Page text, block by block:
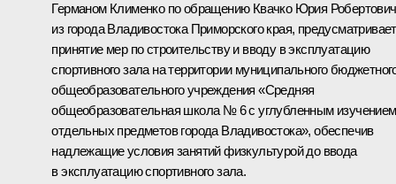
Германом Клименко по обращению Квачко Юрия
из города Владивостока Приморского края, предусматривает
принятие мер по строительству и вводу в эксплуатацию
спортивного зала на территории муниципального
общеобразовательного учреждения «Средняя
общеобразовательная школа № 6 с углубленным изучением
отдельных предметов города Владивостока», обеспечив
надлежащие условия занятий физкультурой до ввода
в эксплуатацию спортивного зала.